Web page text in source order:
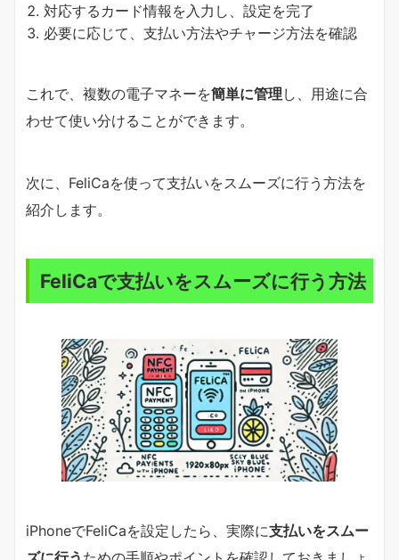
対応するカード情報を入力し、設定を完了
必要に応じて、支払い方法やチャージ方法を確認
これで、複数の電子マネーを簡単に管理 し、用途に合
わせて使い分けることができます。
次に、FeliCaを使って支払いをスムーズに行う方法を
紹介します。
FeliCaで支払いをスムーズに行う方法
iPhoneでFeliCaを設定したら、実際に支払いをスムー